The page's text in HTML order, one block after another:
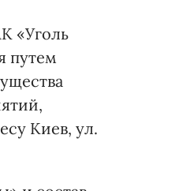
«Уголь
путем
Киев, ул.